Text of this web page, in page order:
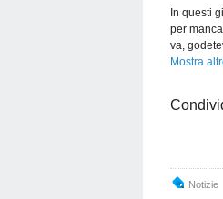
In questi
per
va,
Mostra
Notizie